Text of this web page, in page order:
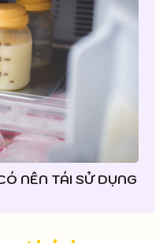
NÊN TÁI SỬ DỤNG